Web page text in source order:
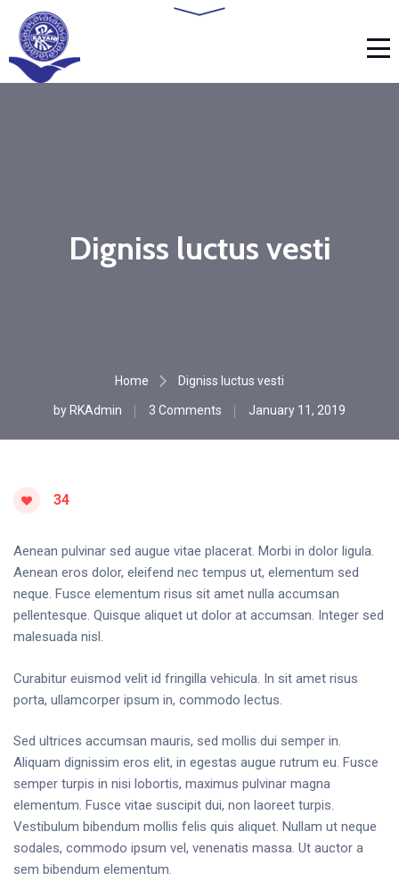
Digniss luctus vesti
Home Digniss luctus vesti
by RKAdmin 3 Comments January 11, 2019
34
Aenean pulvinar sed augue vitae placerat. Morbi in dolor ligula.
Aenean eros dolor, eleifend nec tempus ut, elementum sed
neque. Fusce elementum risus sit amet nulla accumsan
pellentesque. Quisque aliquet ut dolor at accumsan. Integer sed
malesuada nisl.
Curabitur euismod velit id fringilla vehicula. In sit amet risus
porta, ullamcorper ipsum in, commodo lectus.
Sed ultrices accumsan mauris, sed mollis dui semper in.
Aliquam dignissim eros elit, in egestas augue rutrum eu. Fusce
semper turpis in nisi lobortis, maximus pulvinar magna
elementum. Fusce vitae suscipit dui, non laoreet turpis.
Vestibulum bibendum mollis felis quis aliquet. Nullam ut neque
sodales, commodo ipsum vel, venenatis massa. Ut auctor a
sem bibendum elementum.